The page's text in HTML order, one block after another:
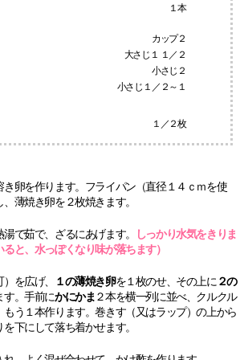
１本
カップ２
大さじ１ １／２
小さじ２
小さじ１／２～１
１／２枚
き卵を作ります。フライパン（直径１４ｃｍを使
、薄焼き卵を２枚焼きます。
で茹で、ざるにあげます。
しっかり水気をきりま
ると、水っぽくなり味が落ちます）
を広げ、 １の薄焼き卵を１枚のせ、その上に ２の
す。手前にかにかま ２本を横一列に並べ、クルクル
もう１本作ります。巻きす（又はラップ）の上から
下にして落ち着かせます。